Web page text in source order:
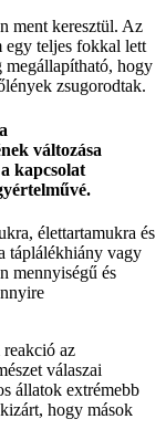
ment keresztül. Az
egy teljes fokkal lett
megállapítható, hogy
zsugorodtak.
változása
kapcsolat
élettartamukra és
táplálékhiány vagy
mennyiségű és
az
válaszai
állatok extrémebb
hogy mások